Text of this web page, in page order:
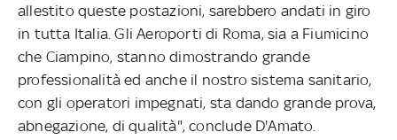
allestito queste postazioni, sarebbero andati in giro
in tutta Italia. Gli Aeroporti di Roma, sia a Fiumicino
che Ciampino, stanno dimostrando grande
professionalità ed anche il nostro sistema sanitario,
con gli operatori impegnati, sta dando grande prova,
abnegazione, di qualità", conclude D'Amato.